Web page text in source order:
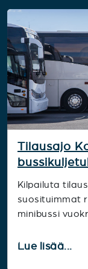
Tilausajo
Kilpailuta
suosituimmat
minibussi
Lue lisää...